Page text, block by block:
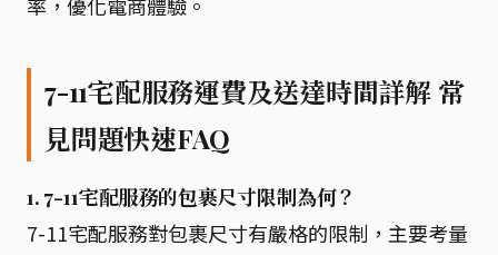
7-11宅配服務運費及送達時間詳解 常
見問題快速FAQ
1. 7-11宅配服務的包裹尺寸限制為何？
7-11宅配服務對包裹尺寸有嚴格的限制，主要考量